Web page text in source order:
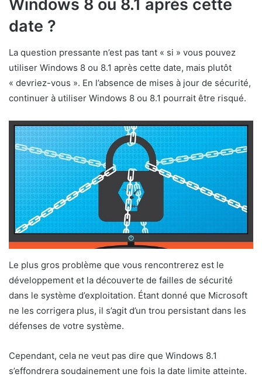
Windows 8 ou 8.1 après cette
date ?
La question pressante n’est pas tant « si » vous pouvez
utiliser Windows 8 ou 8.1 après cette date, mais plutôt
« devriez-vous ». En l’absence de mises à jour de sécurité,
continuer à utiliser Windows 8 ou 8.1 pourrait être risqué.
Le plus gros problème que vous rencontrerez est le
développement et la découverte de failles de sécurité
dans le système d’exploitation. Étant donné que Microsoft
ne les corrigera plus, il s’agit d’un trou persistant dans les
défenses de votre système.
Cependant, cela ne veut pas dire que Windows 8.1
s’effondrera soudainement une fois la date limite atteinte.